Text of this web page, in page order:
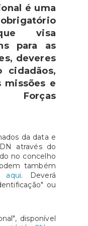
é uma
visa
para as
deveres
cidadãos,
missões e
Forças
da data e
através do
no concelho
também
aqui. Deverá
ou
disponível